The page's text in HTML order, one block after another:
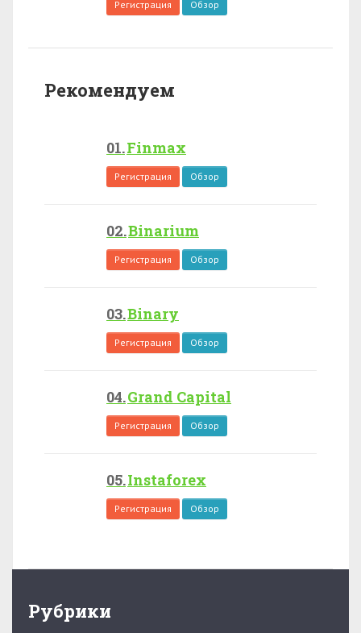
Регистрация Обзор
Рекомендуем
Finmax
Регистрация Обзор
Binarium
Регистрация Обзор
Binary
Регистрация Обзор
Grand Capital
Регистрация Обзор
Instaforex
Регистрация Обзор
Рубрики